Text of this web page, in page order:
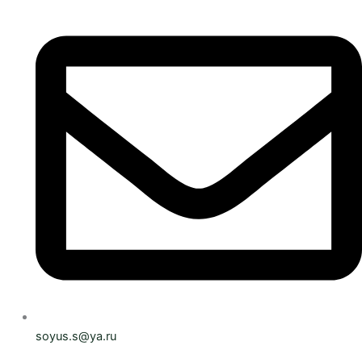
soyus.s@ya.ru